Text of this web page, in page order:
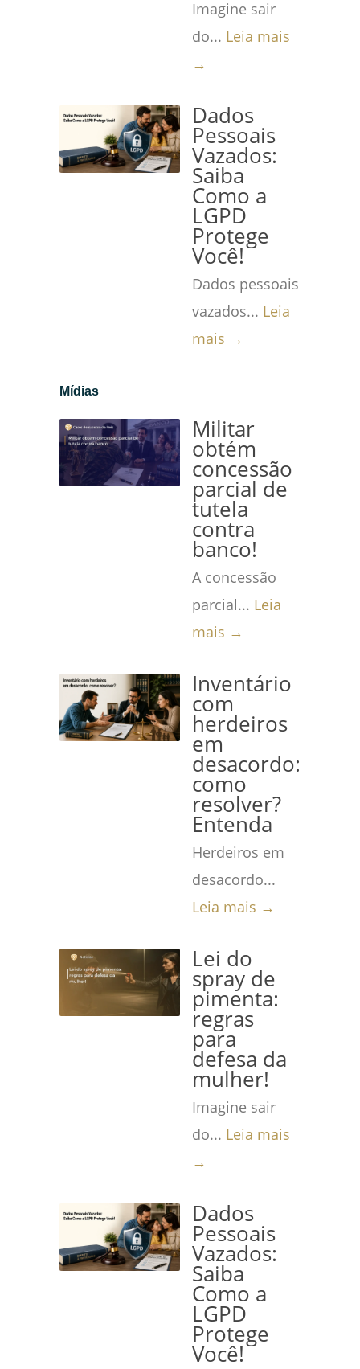
Imagine sair
do... Leia mais
→
Dados
Pessoais
Vazados:
Saiba
Como a
LGPD
Protege
Você!
Dados pessoais
vazados... Leia
mais →
Mídias
Militar
obtém
concessão
parcial de
tutela
contra
banco!
A concessão
parcial... Leia
mais →
Inventário
com
herdeiros
em
desacordo:
como
resolver?
Entenda
Herdeiros em
desacordo...
Leia mais →
Lei do
spray de
pimenta:
regras
para
defesa da
mulher!
Imagine sair
do... Leia mais
→
Dados
Pessoais
Vazados:
Saiba
Como a
LGPD
Protege
Você!